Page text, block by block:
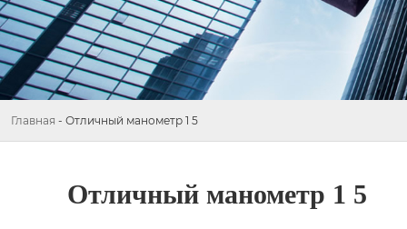
Главная - Отличный манометр 1 5
Отличный манометр 1 5